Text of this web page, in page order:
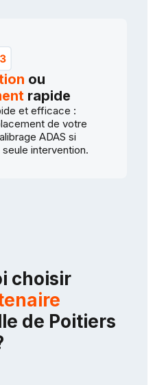
ou
rapide
et efficace :
de votre
ADAS si
intervention.
choisir
de Poitiers